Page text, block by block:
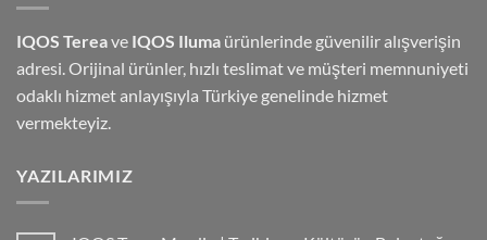
IQOS Tereave IQOS Iluma ürünlerinde güvenilir alışverişin
adresi. Orijinal ürünler, hızlı teslimat ve müşteri memnuniyeti
odaklı hizmet anlayışıyla Türkiye genelinde hizmet
vermekteyiz.
YAZILARIMIZ